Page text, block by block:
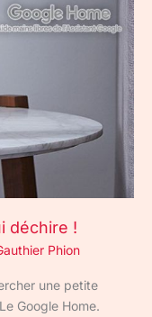
déchire !
Phion
une petite
Google Home.